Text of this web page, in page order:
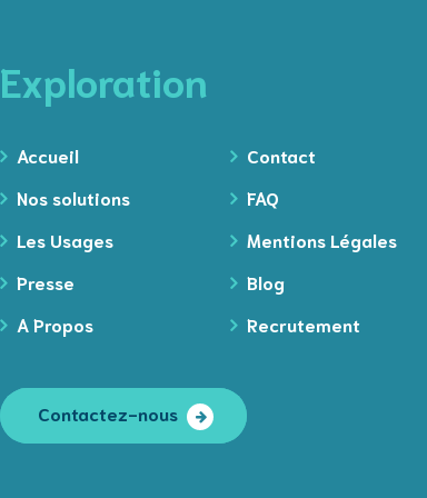
Exploration
Accueil
Nos solutions
Les Usages
Presse
A Propos
Contact
FAQ
Mentions Légales
Blog
Recrutement
Contactez-nous